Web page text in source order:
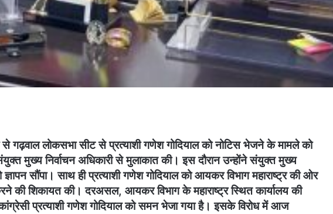
गढ़वाल लोकसभा सीट से प्रत्याशी गणेश गोदियाल को नोटिस भेजने के मामले को
मुख्य निर्वाचन अधिकारी से मुलाकात की। इस दौरान उन्होंने संयुक्त मुख्य
ज्ञापन सौंपा। साथ ही प्रत्याशी गणेश गोदियाल को आयकर विभाग महाराष्ट्र की ओर
की शिकायत की। दरअसल, आयकर विभाग के महाराष्ट्र स्थित कार्यालय की
प्रत्याशी गणेश गोदियाल को समन भेजा गया है। इसके विरोध में आज